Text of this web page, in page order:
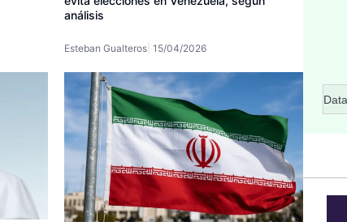
análisis
Esteban Gualteros 15/04/2026